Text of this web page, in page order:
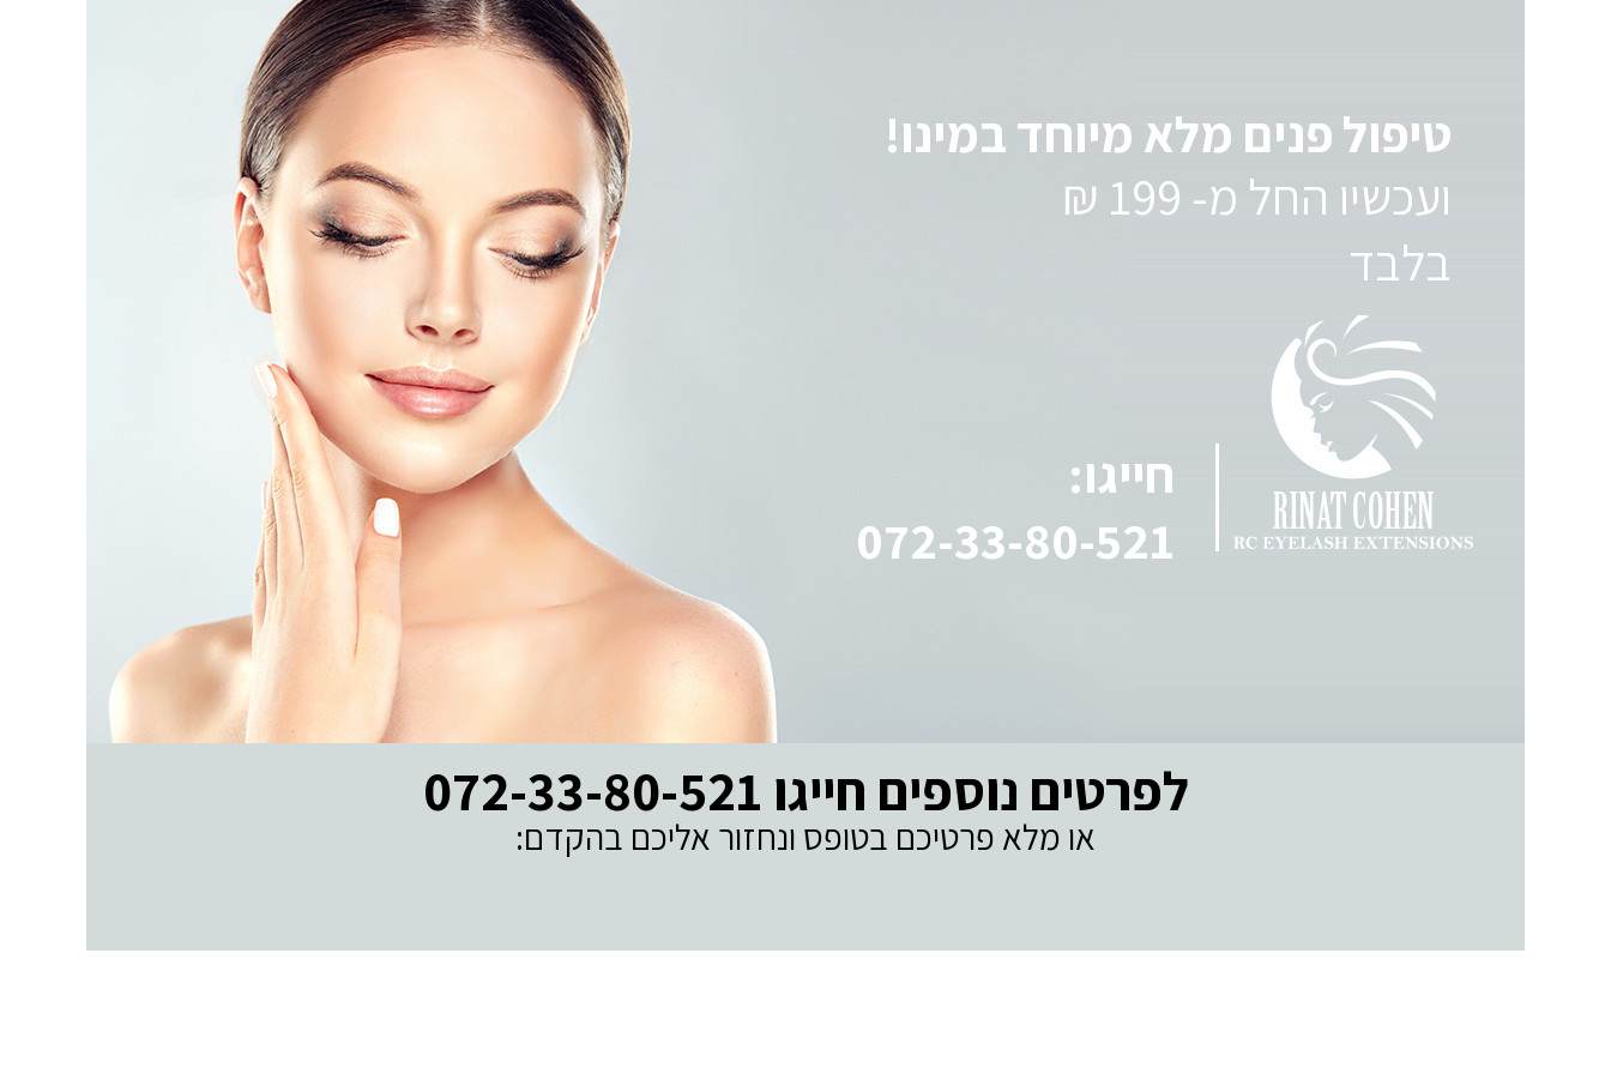
לפרטים נוספים חייגו
072-33-80-521
או מלאו פרטיכם בטופס
ונחזור אליכם בהקדם:
טיפול פנים מלא מיוחד במינו!
ועכשיו החל מ- 199 ₪
בלבד
חייגו:
072-33-80-521
לפרטים נוספים חייגו 072-33-80-521
או מלא פרטיכם בטופס ונחזור אליכם בהקדם: